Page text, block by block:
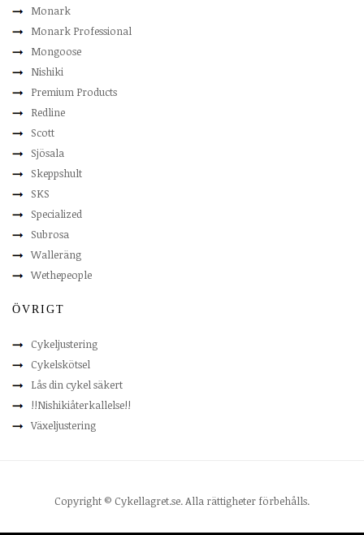
Monark
Monark Professional
Mongoose
Nishiki
Premium Products
Redline
Scott
Sjösala
Skeppshult
SKS
Specialized
Subrosa
Walleräng
Wethepeople
ÖVRIGT
Cykeljustering
Cykelskötsel
Lås din cykel säkert
!!Nishikiåterkallelse!!
Växeljustering
Copyright © Cykellagret.se. Alla rättigheter förbehålls.